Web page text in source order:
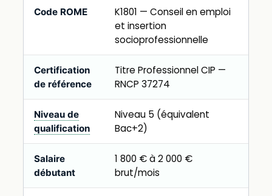
Code ROME
K1801 — Conseil en emploi
et insertion
socioprofessionnelle
Certification
de référence
Titre Professionnel CIP —
RNCP 37274
Niveau de
qualification
Niveau 5 (équivalent
Bac+2)
Salaire
débutant
1 800 € à 2 000 €
brut/mois